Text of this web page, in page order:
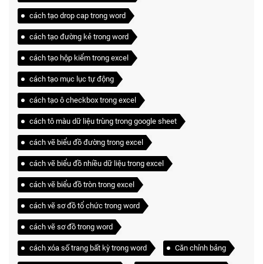
cách tạo drop cap trong word
cách tạo đường kẻ trong word
cách tạo hộp kiểm trong excel
cách tạo mục lục tự động
cách tạo ô checkbox trong excel
cách tô màu dữ liệu trùng trong google sheet
cách vẽ biểu đồ đường trong excel
cách vẽ biểu đồ nhiều dữ liệu trong excel
cách vẽ biểu đồ tròn trong excel
cách vẽ sơ đồ tổ chức trong word
cách vẽ sơ đồ trong word
cách xóa số trang bất kỳ trong word Căn chỉnh bảng